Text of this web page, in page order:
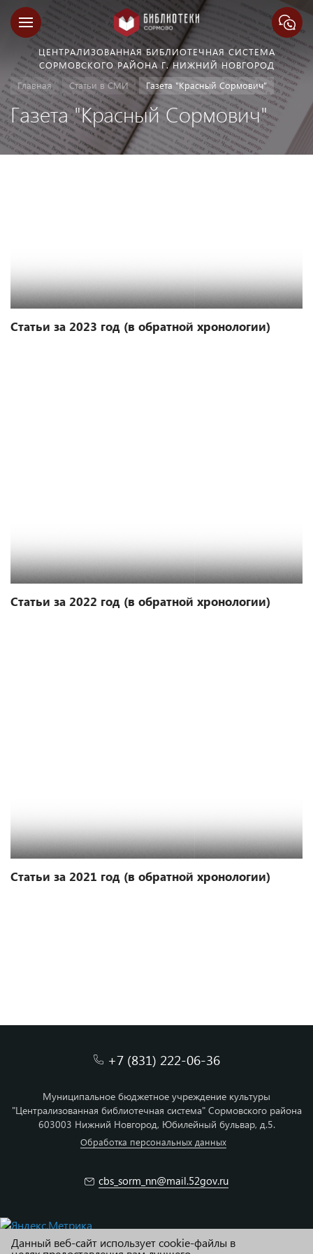
ЦЕНТРАЛИЗОВАННАЯ БИБЛИОТЕЧНАЯ СИСТЕМА
СОРМОВСКОГО РАЙОНА Г. НИЖНИЙ НОВГОРОД
Главная
Статьи в СМИ Газета "Красный Сормович"
Газета "Красный Сормович"
Статьи за 2023 год (в обратной хронологии)
Статьи за 2022 год (в обратной хронологии)
Статьи за 2021 год (в обратной хронологии)
+7 (831) 222-06-36
Муниципальное бюджетное учреждение культуры
"Централизованная библиотечная система" Сормовского района
603003 Нижний Новгород, Юбилейный бульвар, д.5.
Обработка персональных данных
cbs_sorm_nn@mail.52gov.ru
Данный веб-сайт использует cookie-файлы в